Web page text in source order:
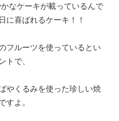
なケーキが載っているんで
に喜ばれるケーキ！！
フルーツを使っているとい
トで、
やくるみを使った珍しい焼
すよ。